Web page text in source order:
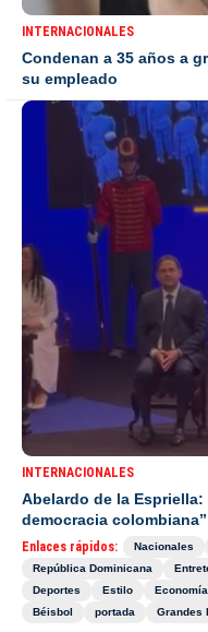
INTERNACIONALES
Condenan a 35 años a
su empleado
INTERNACIONALES
Abelardo de la
democracia colombiana”
Enlaces rápidos: Nacionales
República Dominicana
Deportes
Estilo Economía
Béisbol
portada Grandes